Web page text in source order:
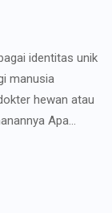
identitas unik
manusia
hewan atau
Apa...